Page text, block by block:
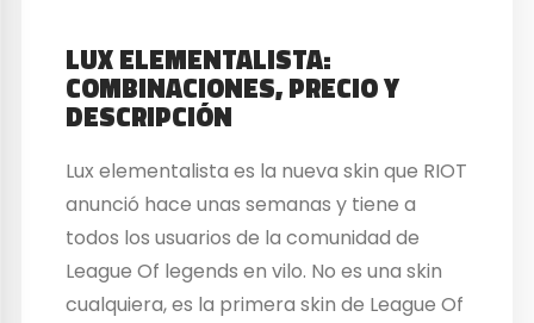
LUX ELEMENTALISTA:
COMBINACIONES, PRECIO Y
DESCRIPCIÓN
Lux elementalista es la nueva skin que RIOT
anunció hace unas semanas y tiene a
todos los usuarios de la comunidad de
League Of legends en vilo. No es una skin
cualquiera, es la primera skin de League Of